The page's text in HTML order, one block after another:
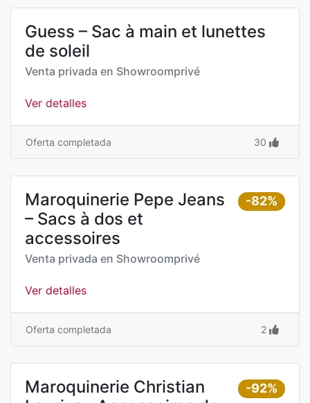
Guess – Sac à main et lunettes
de soleil
Venta privada en Showroomprivé
Ver detalles
Oferta completada 30
-82%
Maroquinerie Pepe Jeans
– Sacs à dos et
accessoires
Venta privada en Showroomprivé
Ver detalles
Oferta completada 2
-92%
Maroquinerie Christian